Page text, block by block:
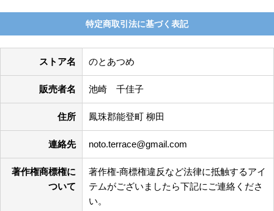
特定商取引法に基づく表記
ストア名 のとあつめ
販売者名 池崎 千佳子
住所 鳳珠郡能登町 柳田
連絡先 noto.terrace@gmail.com
著作権商標権に
ついて
著作権-商標権違反など法律に抵触するアイ
テムがございましたら下記にご連絡くださ
い。